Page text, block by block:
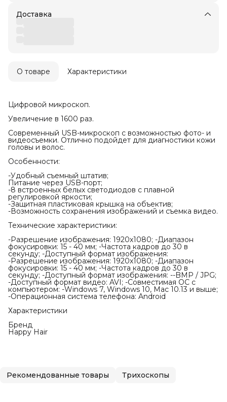
Доставка
О товаре Характеристики
Цифровой микроскоп.
Увеличение в 1600 раз.
Современный USB-микроскоп с возможностью фото- и
видеосъемки. Отлично подойдет для диагностики кожи
головы и волос.
Особенности:
-Удобный съемный штатив;
Питание через USB-порт;
-8 встроенных белых светодиодов с плавной
регулировкой яркости;
-Защитная пластиковая крышка на объектив;
-Возможность сохранения изображений и съемка видео.
Технические характеристики:
-Разрешение изображения: 1920х1080; -Диапазон
фокусировки: 15 - 40 мм; -Частота кадров до 30 в
секунду; -Доступный формат изображения:
-Разрешение изображения: 1920х1080; -Диапазон
фокусировки: 15 - 40 мм; -Частота кадров до 30 в
секунду; -Доступный формат изображения: --BMP / JPG;
-Доступный формат видео: AVI; -Совместимая ОС с
компьютером: -Windows 7, Windows 10, Mac 10.13 и выше;
-Операционная система телефона: Android
Характеристики
Бренд
Happy Hair
Рекомендованные товары Трихоскопы